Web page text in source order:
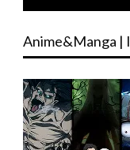
Anime&Manga |